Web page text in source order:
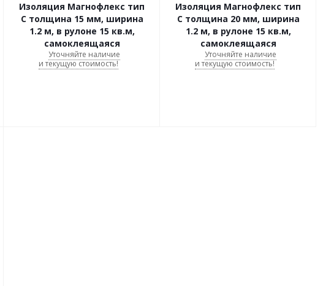
Изоляция Магнофлекс тип
C толщина 15 мм, ширина
1.2 м, в рулоне 15 кв.м,
самоклеящаяся
Уточняйте наличие
и текущую стоимость!
Изоляция Магнофлекс тип
C толщина 20 мм, ширина
1.2 м, в рулоне 15 кв.м,
самоклеящаяся
Уточняйте наличие
и текущую стоимость!